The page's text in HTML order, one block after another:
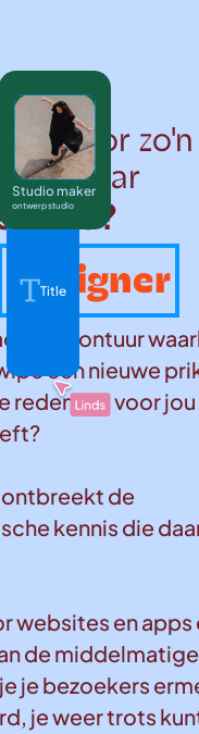
je voor zo'n
maar
Designer
Title
Studio maker
ontwerp studio
avontuur
een nieuwe
reden om voor
de
kennis die
websites en apps
de
je bezoekers
je weer trots